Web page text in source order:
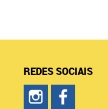
REDES SOCIAIS